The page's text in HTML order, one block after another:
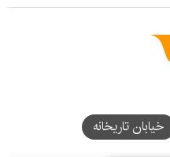
خیابان تاریخانه